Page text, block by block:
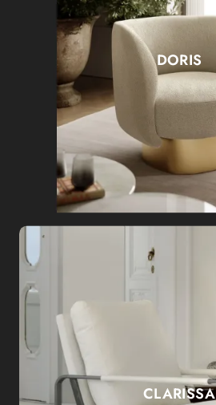
DORIS
CLARISSA